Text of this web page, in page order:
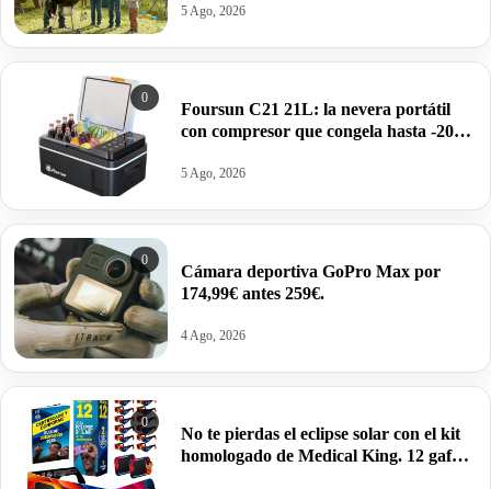
5 Ago, 2026
0
Foursun C21 21L: la nevera portátil
con compresor que congela hasta -20
5 Ago, 2026
0
Cámara deportiva GoPro Max por
174,99€ antes 259€.
4 Ago, 2026
0
No te pierdas el eclipse solar con el kit
homologado de Medical King. 12 gafas